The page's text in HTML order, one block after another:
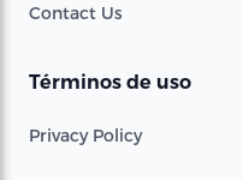
Contact Us
Términos de uso
Privacy Policy